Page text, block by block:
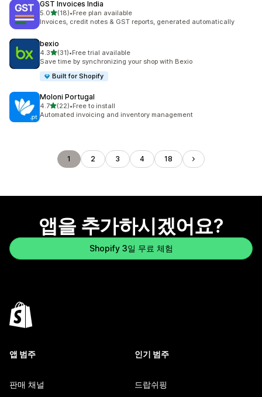
GST Invoices India
5.0별 5개 중
(18)
총 리뷰 18개
•Free plan available
Invoices, credit notes & GST reports, generated automatically
bexio
4.3별 5개 중
(31)
총 리뷰 31개
•Free trial available
Save time by synchronizing your shop with Bexio
Built for Shopify
Moloni Portugal
4.7별 5개 중
(22)
총 리뷰 22개
•Free to install
Automated invoicing and inventory management
1 2 3 4 18
앱을 추가하시겠어요?
Shopify 3일 무료 체험
앱 범주
판매 채널
인기 범주
드랍쉬핑